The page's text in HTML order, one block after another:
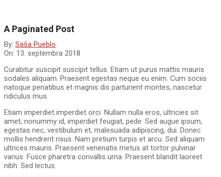
A Paginated Post
By: Saša Pueblo
On: 13. septembra 2018
Curabitur suscipit suscipit tellus. Etiam ut purus mattis mauris
sodales aliquam. Praesent egestas neque eu enim. Cum sociis
natoque penatibus et magnis dis parturient montes, nascetur
ridiculus mus.
Etiam imperdiet imperdiet orci. Nullam nulla eros, ultricies sit
amet, nonummy id, imperdiet feugiat, pede. Sed augue ipsum,
egestas nec, vestibulum et, malesuada adipiscing, dui. Donec
mollis hendrerit risus. Nam pretium turpis et arcu. Sed aliquam
ultrices mauris. Praesent venenatis metus at tortor pulvinar
varius. Fusce pharetra convallis urna. Praesent blandit laoreet
nibh. Sed lectus.